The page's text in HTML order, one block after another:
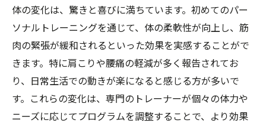
体の変化は、驚きと喜びに満ちています。初めてのパー
ソナルトレーニングを通じて、体の柔軟性が向上し、筋
肉の緊張が緩和されるといった効果を実感することがで
きます。特に肩こりや腰痛の軽減が多く報告されてお
り、日常生活での動きが楽になると感じる方が多いで
す。これらの変化は、専門のトレーナーが個々の体力や
ニーズに応じてプログラムを調整することで、より効果